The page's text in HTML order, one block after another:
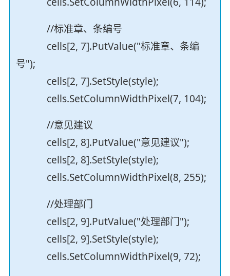
//标准章、条编号
cells[2, 7].PutValue("标准章、条编
号");
cells[2, 7].SetStyle(style);
cells.SetColumnWidthPixel(7, 104);
//意见建议
cells[2, 8].PutValue("意见建议");
cells[2, 8].SetStyle(style);
cells.SetColumnWidthPixel(8, 255);
//处理部门
cells[2, 9].PutValue("处理部门");
cells[2, 9].SetStyle(style);
cells.SetColumnWidthPixel(9, 72);